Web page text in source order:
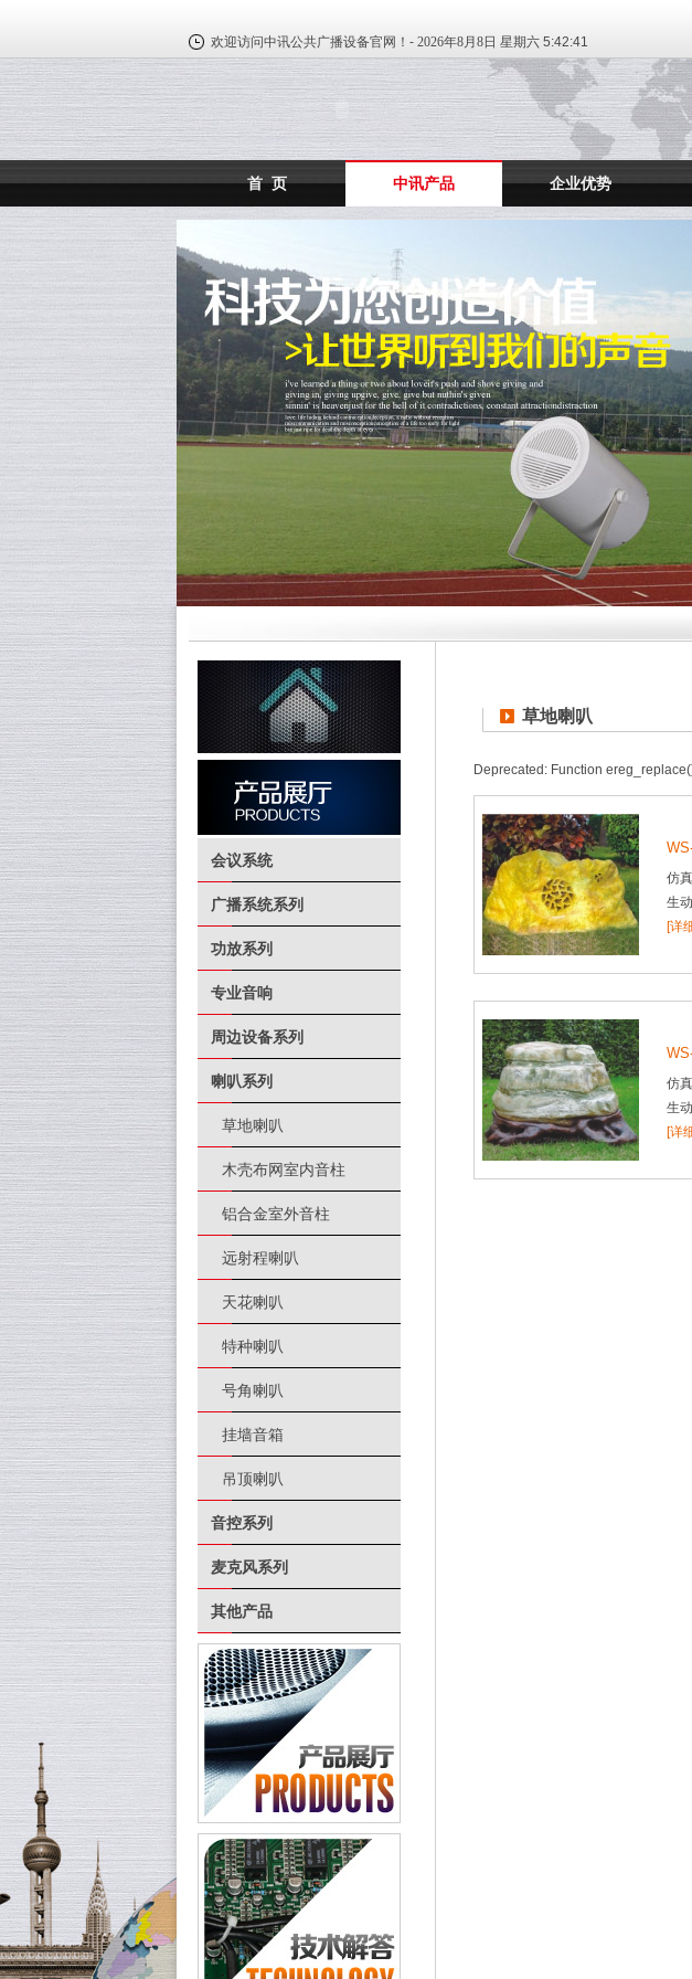
欢迎访问中讯公共广播设备官网！- 2026年8月8日 星期六 5:42:42
首 页 中讯产品 企业优势
会议系统
广播系统系列
功放系列
专业音响
周边设备系列
喇叭系列
草地喇叭
木壳布网室内音柱
铝合金室外音柱
远射程喇叭
天花喇叭
特种喇叭
号角喇叭
挂墙音箱
吊顶喇叭
音控系列
麦克风系列
其他产品
草地喇叭
Deprecated: Function
仿
生
[详
仿
生
[详